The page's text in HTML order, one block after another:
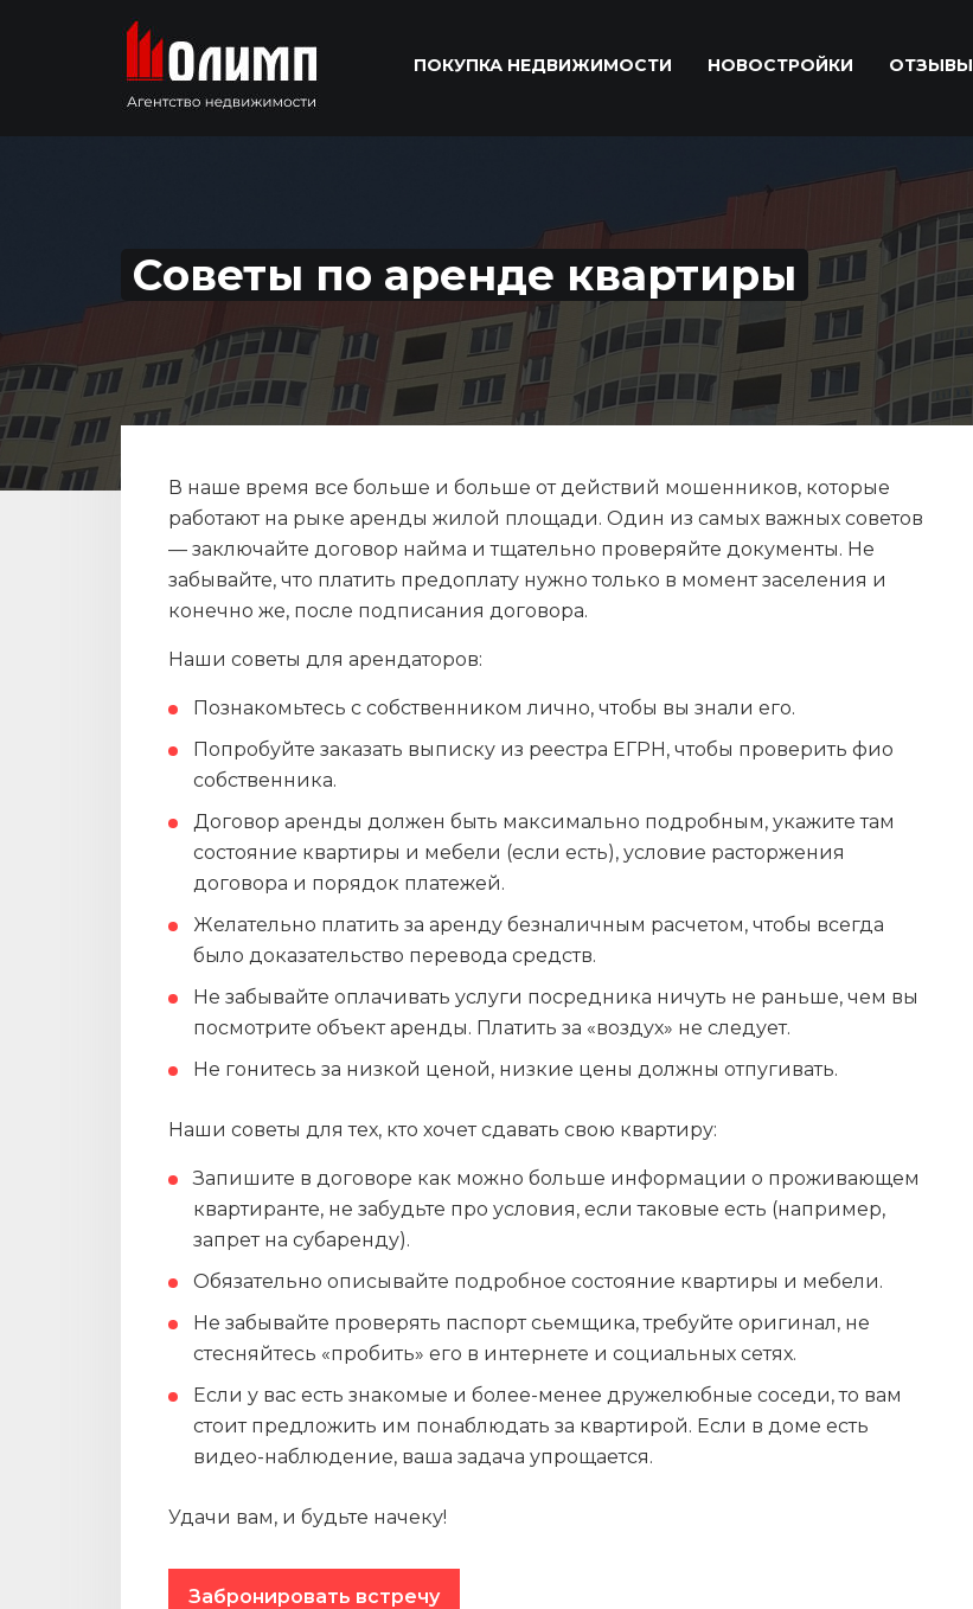
ПОКУПКА НЕДВИЖИМОСТИ НОВОСТРОЙКИ ОТЗЫВЫ
Советы по аренде квартиры
В наше время все больше и больше от действий мошенников, которые
работают на рыке аренды жилой площади. Один из самых важных советов
— заключайте договор найма и тщательно проверяйте документы. Не
забывайте, что платить предоплату нужно только в момент заселения и
конечно же, после подписания договора.
Наши советы для арендаторов:
Познакомьтесь с собственником лично, чтобы вы знали его.
Попробуйте заказать выписку из реестра ЕГРН, чтобы проверить фио
собственника.
Договор аренды должен быть максимально подробным, укажите там
состояние квартиры и мебели (если есть), условие расторжения
договора и порядок платежей.
Желательно платить за аренду безналичным расчетом, чтобы всегда
было доказательство перевода средств.
Не забывайте оплачивать услуги посредника ничуть не раньше, чем вы
посмотрите объект аренды. Платить за «воздух» не следует.
Не гонитесь за низкой ценой, низкие цены должны отпугивать.
Наши советы для тех, кто хочет сдавать свою квартиру:
Запишите в договоре как можно больше информации о проживающем
квартиранте, не забудьте про условия, если таковые есть (например,
запрет на субаренду).
Обязательно описывайте подробное состояние квартиры и мебели.
Не забывайте проверять паспорт сьемщика, требуйте оригинал, не
стесняйтесь «пробить» его в интернете и социальных сетях.
Если у вас есть знакомые и более-менее дружелюбные соседи, то вам
стоит предложить им понаблюдать за квартирой. Если в доме есть
видео-наблюдение, ваша задача упрощается.
Удачи вам, и будьте начеку!
Забронировать встречу